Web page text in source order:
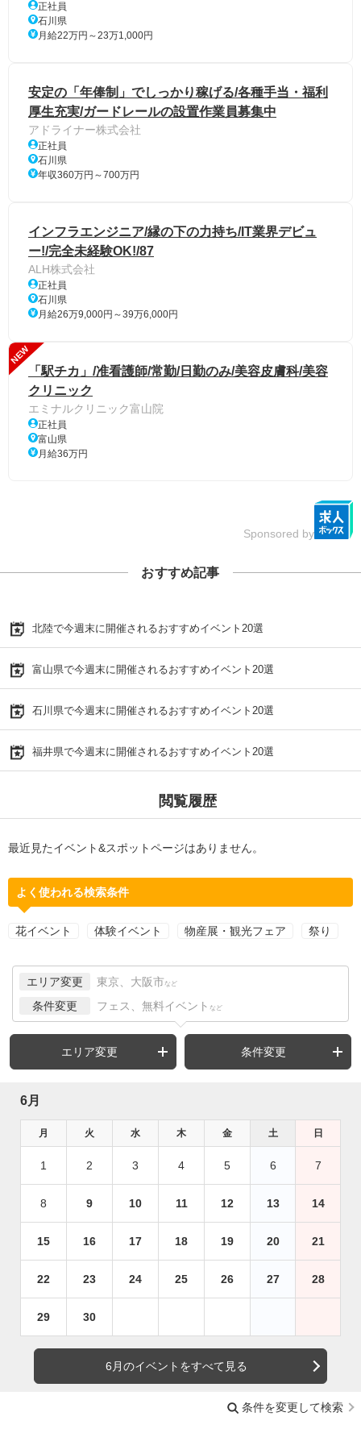
正社員
石川県
月給22万円～23万1,000円
安定の「年俸制」でしっかり稼げる/各種手当・福利
厚生充実/ガードレールの設置作業員募集中
アドライナー株式会社
正社員
石川県
年収360万円～700万円
インフラエンジニア/縁の下の力持ち/IT業界デビュ
ー!/完全未経験OK!/87
ALH株式会社
正社員
石川県
月給26万9,000円～39万6,000円
NEW
「駅チカ」/准看護師/常勤/日勤のみ/美容皮膚科/美容
クリニック
エミナルクリニック富山院
正社員
富山県
月給36万円
Sponsored by
おすすめ記事
北陸で今週末に開催されるおすすめイベント20選
富山県で今週末に開催されるおすすめイベント20選
石川県で今週末に開催されるおすすめイベント20選
福井県で今週末に開催されるおすすめイベント20選
閲覧履歴
最近見たイベント&スポットページはありません。
よく使われる検索条件
花イベント 体験イベント 物産展・観光フェア 祭り
エリア変更 東京、大阪市 など
条件変更 フェス、無料イベント など
エリア変更 条件変更
6月
月 火 水 木 金 土 日
1 2 3 4 5 6 7
8 9 10 11 12 13 14
15 16 17 18 19 20 21
22 23 24 25 26 27 28
29 30
6月のイベントをすべて見る
条件を変更して検索